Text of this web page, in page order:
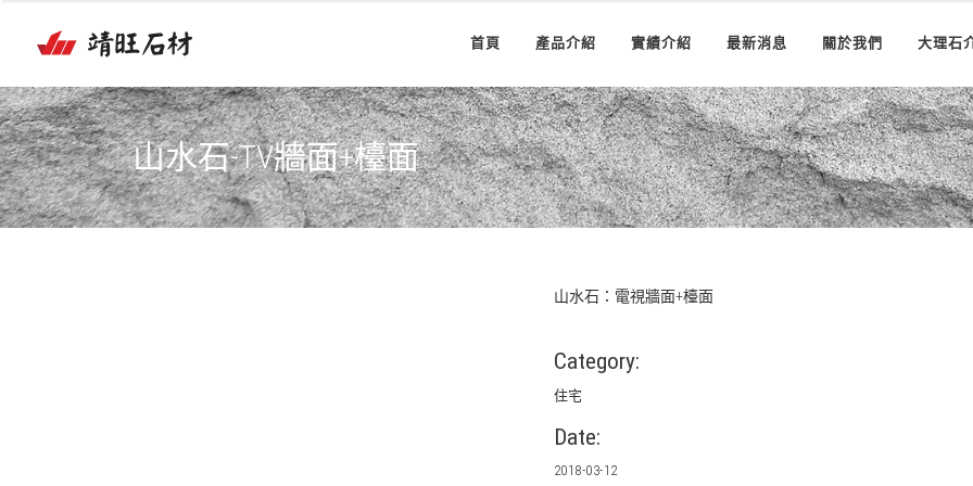
首頁 產品介紹 實績介紹 最新消息 關於我們 大理石
山水石-TV牆面+檯面
山水石：電視牆面+檯面
Category:
住宅
Date:
2018-03-12